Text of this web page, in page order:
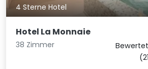
4 Sterne Hotel
Hotel La Monnaie
38 Zimmer